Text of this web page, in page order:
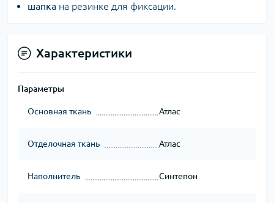
шапка на резинке для фиксации.
Характеристики
Параметры
Основная ткань Атлас
Отделочная ткань Атлас
Наполнитель Синтепон